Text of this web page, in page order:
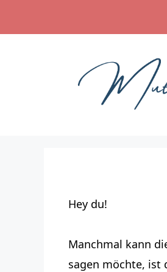
Hey du!
Manchmal kann
sagen möchte, ist